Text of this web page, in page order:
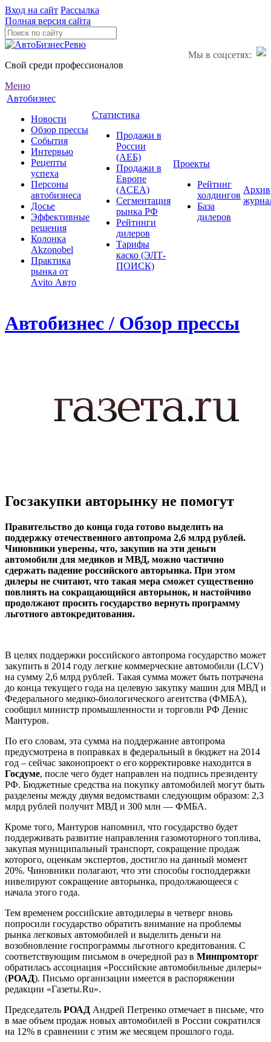
Вход на сайт Рассылка
Полная версия сайта
Мы в соцсетях:
Свой среди профессионалов
Меню
Автобизнес
Новости
Обзор прессы
События
Интервью
Рецепты
успеха
Персоны
автобизнеса
Досье
Эффективные
решения
Колонка
Akzonobel
Практика
рынка от
Аvito Авто
Статистика
Продажи в
России
(АЕБ)
Продажи в
Европе
(ACEA)
Сегментация
рынка РФ
Рейтинги
дилеров
Тарифы
каско (ЭЛТ-
ПОИСК)
Проекты
Рейтинг
холдингов
База
дилеров
Архив
Автобизнес / Обзор прессы
Госзакупки авторынку не помогут
Правительство до конца года готово выделить на
поддержку отечественного автопрома 2,6 млрд рублей.
Чиновники уверены, что, закупив на эти деньги
автомобили для медиков и МВД, можно частично
сдержать падение российского авторынка. При этом
дилеры не считают, что такая мера сможет существенно
повлиять на сокращающийся авторынок, и настойчиво
продолжают просить государство вернуть программу
льготного автокредитования.
В целях поддержки российского автопрома государство может
закупить в 2014 году легкие коммерческие автомобили (LCV)
на сумму 2,6 млрд рублей. Такая сумма может быть потрачена
до конца текущего года на целевую закупку машин для МВД и
Федерального медико-биологического агентства (ФМБА),
сообщил министр промышленности и торговли РФ Денис
Мантуров.
По его словам, эта сумма на поддержание автопрома
предусмотрена в поправках в федеральный в бюджет на 2014
год – сейчас законопроект о его корректировке находится в
Госдуме, после чего будет направлен на подпись президенту
РФ. Бюджетные средства на покупку автомобилей могут быть
разделены между двумя ведомствами следующим образом: 2,3
млрд рублей получит МВД и 300 млн — ФМБА.
Кроме того, Мантуров напомнил, что государство будет
поддерживать развитие направления газомоторного топлива,
закупая муниципальный транспорт, сокращение продаж
которого, оценкам экспертов, достигло на данный момент
20%. Чиновники полагают, что эти способы господдержки
нивелируют сокращение авторынка, продолжающееся с
начала этого года.
Тем временем российские автодилеры в четверг вновь
попросили государство обратить внимание на проблемы
рынка легковых автомобилей и выделить деньги на
возобновление госпрограммы льготного кредитования. С
соответствующим письмом в очередной раз в Минпромторг
обратилась ассоциация «Российские автомобильные дилеры»
(РОАД). Письмо организации имеется в распоряжении
редакции «Газеты.Ru».
Председатель РОАД Андрей Петренко отмечает в письме, что
в мае объем продаж новых автомобилей в России сократился
на 12% в сравнении с этим же месяцем прошлого года.